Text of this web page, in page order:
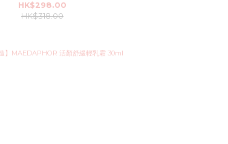
HK$298.00
HK$318.00